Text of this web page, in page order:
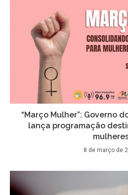
“Março Mulher”: Governo
lança programação
8 de março de